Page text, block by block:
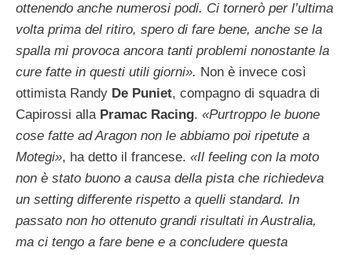
ottenendo anche numerosi podi. Ci tornerò per l’ultima
volta prima del ritiro, spero di fare bene, anche se la
spalla mi provoca ancora tanti problemi nonostante la
cure fatte in questi utili giorni». Non è invece così
ottimista Randy De Puniet, compagno di squadra di
Capirossi alla Pramac Racing. «Purtroppo le buone
cose fatte ad Aragon non le abbiamo poi ripetute a
Motegi», ha detto il francese. «Il feeling con la moto
non è stato buono a causa della pista che richiedeva
un setting differente rispetto a quelli standard. In
passato non ho ottenuto grandi risultati in Australia,
ma ci tengo a fare bene e a concludere questa